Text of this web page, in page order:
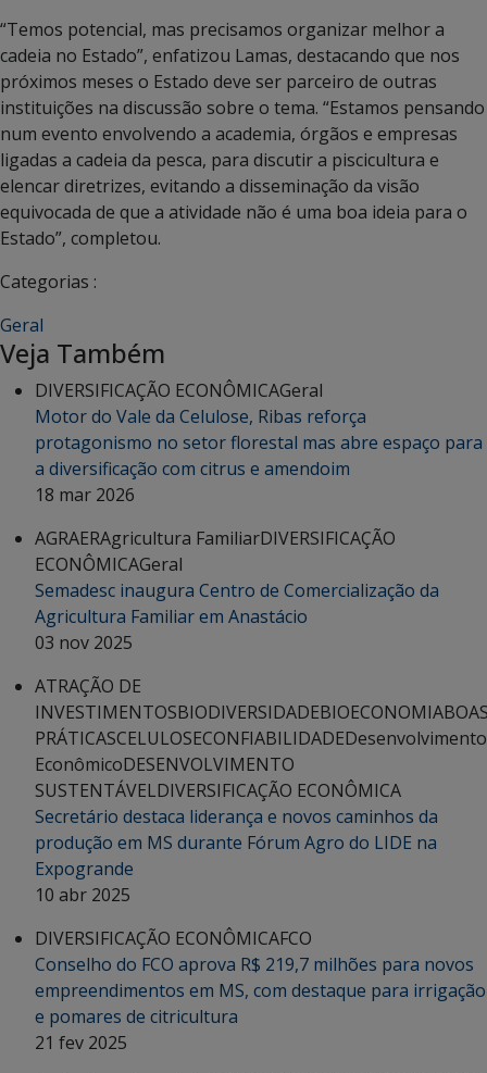
“Temos potencial, mas precisamos organizar melhor a
cadeia no Estado”, enfatizou Lamas, destacando que nos
próximos meses o Estado deve ser parceiro de outras
instituições na discussão sobre o tema. “Estamos pensando
num evento envolvendo a academia, órgãos e empresas
ligadas a cadeia da pesca, para discutir a piscicultura e
elencar diretrizes, evitando a disseminação da visão
equivocada de que a atividade não é uma boa ideia para o
Estado”, completou.
Categorias :
Geral
Veja Também
DIVERSIFICAÇÃO ECONÔMICAGeral
Motor do Vale da Celulose, Ribas reforça
protagonismo no setor florestal mas abre espaço para
a diversificação com citrus e amendoim
18 mar 2026
AGRAERAgricultura FamiliarDIVERSIFICAÇÃO
ECONÔMICAGeral
Semadesc inaugura Centro de Comercialização da
Agricultura Familiar em Anastácio
03 nov 2025
ATRAÇÃO DE
INVESTIMENTOSBIODIVERSIDADEBIOECONOMIA
PRÁTICASCELULOSECONFIABILIDADEDesenvolvimento
EconômicoDESENVOLVIMENTO
SUSTENTÁVELDIVERSIFICAÇÃO ECONÔMICA
Secretário destaca liderança e novos caminhos da
produção em MS durante Fórum Agro do LIDE na
Expogrande
10 abr 2025
DIVERSIFICAÇÃO ECONÔMICAFCO
Conselho do FCO aprova R$ 219,7 milhões para novos
empreendimentos em MS, com destaque para irrigação
e pomares de citricultura
21 fev 2025